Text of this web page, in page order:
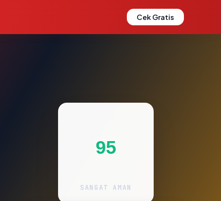
Cek Gratis
95
SANGAT AMAN